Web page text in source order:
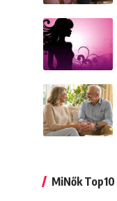
MiNők